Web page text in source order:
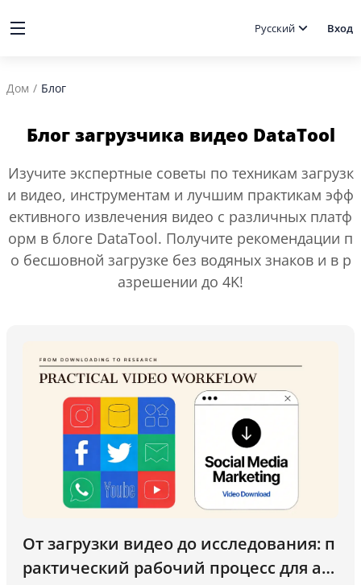
Русский Вход
Дом / Блог
Блог загрузчика видео DataTool
Изучите экспертные советы по техникам загрузк
и видео, инструментам и лучшим практикам эфф
ективного извлечения видео с различных платф
орм в блоге DataTool. Получите рекомендации п
о бесшовной загрузке без водяных знаков и в р
азрешении до 4K!
От загрузки видео до исследования: п
рактический рабочий процесс для ан